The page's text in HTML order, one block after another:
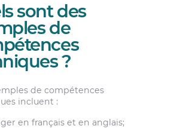
sont des
de
?
de compétences
incluent :
en français et en anglais;